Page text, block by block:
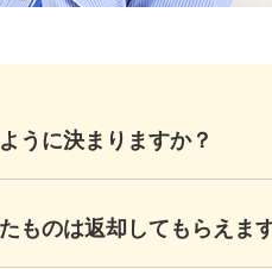
うに決まりますか？
ものは返却してもらえま